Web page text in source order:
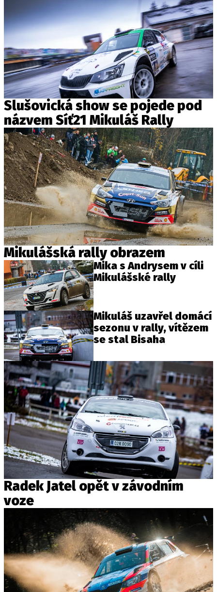
Slušovická show se pojede pod
názvem Síť21 Mikuláš Rally
Mikulášská rally obrazem
Mika s Andrysem v cíli
Mikulášské rally
Mikuláš uzavřel domácí
sezonu v rally, vítězem
se stal Bisaha
Radek Jatel opět v závodním
voze